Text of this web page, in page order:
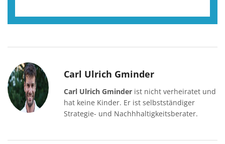
Carl Ulrich Gminder
Carl Ulrich Gminder ist nicht verheiratet und
hat keine Kinder. Er ist selbstständiger
Strategie- und Nachhhaltigkeitsberater.